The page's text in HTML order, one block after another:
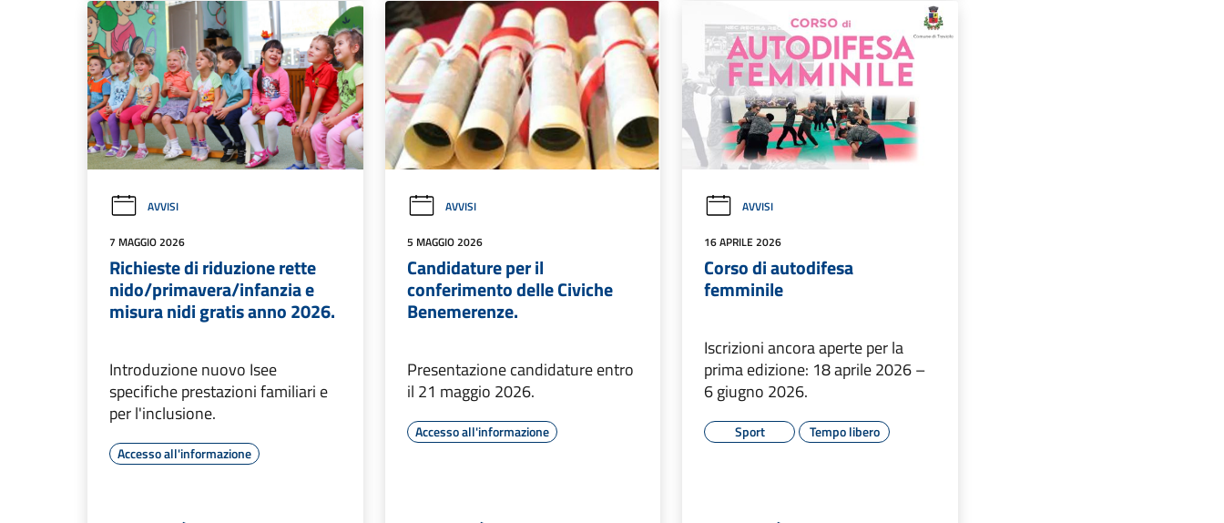
AVVISI
7 MAGGIO 2026
Richieste di riduzione rette
nido/primavera/infanzia e
misura nidi gratis anno 2026.
Introduzione nuovo Isee
specifiche prestazioni familiari e
per l'inclusione.
Accesso all'informazione
AVVISI
5 MAGGIO 2026
Candidature per il
conferimento delle Civiche
Benemerenze.
Presentazione candidature entro
il 21 maggio 2026.
Accesso all'informazione
AVVISI
16 APRILE 2026
Corso di autodifesa
femminile
Iscrizioni ancora aperte per la
prima edizione: 18 aprile 2026 –
6 giugno 2026.
Sport Tempo libero